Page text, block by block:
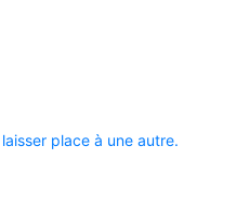
place à une autre.